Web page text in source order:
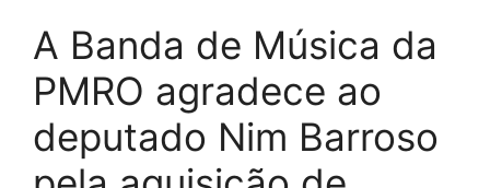
A Banda de Música da
PMRO agradece ao
deputado Nim Barroso